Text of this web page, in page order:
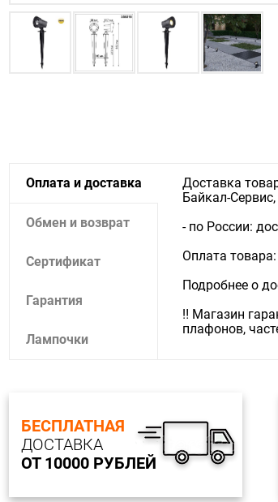
Оплата и доставка
Обмен и возврат
Сертификат
Гарантия
Лампочки
Доставка
Байкал-
- по России:
Оплата
Подробнее о
‼️ Магазин
плафонов,
БЕСПЛАТНАЯ
ДОСТАВКА
ОТ 10000 РУБЛЕЙ